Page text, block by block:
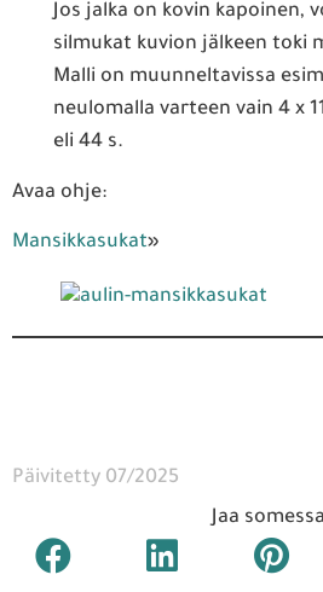
Jos jalka on kovin kapoinen,
silmukat kuvion jälkeen toki
Malli on muunneltavissa
neulomalla varteen vain 4 x
eli 44 s.
Avaa ohje:
Mansikkasukat»
Päivitetty 07/2025
Jaa